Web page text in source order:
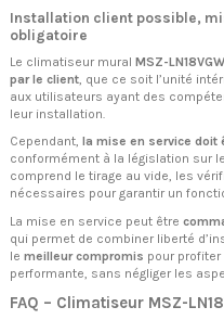
Installation client possible,
obligatoire
Le climatiseur mural MSZ-LN18VGW
par le client , que ce soit l’unité
aux utilisateurs ayant des
leur installation.
Cependant, la mise en service doit
conformément à la législation sur
comprend le tirage au vide, les
nécessaires pour garantir un
La mise en service peut être
qui permet de combiner liberté
le meilleur compromis pour
performante, sans négliger les
FAQ – Climatiseur MSZ-